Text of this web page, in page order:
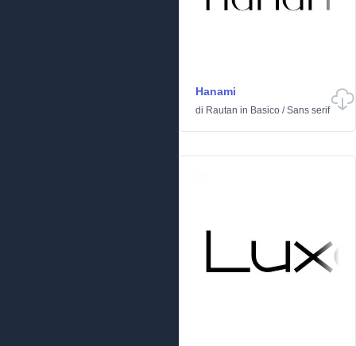
Hanami
di Rautan in Basico /Sans serif